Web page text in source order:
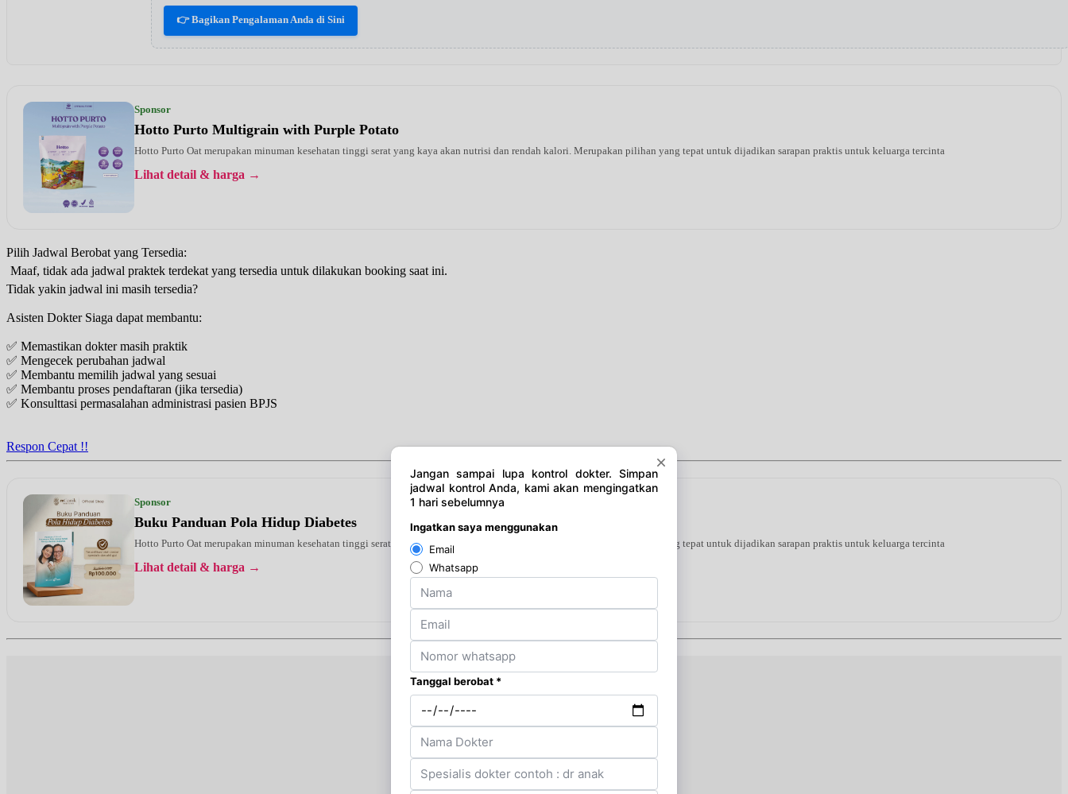
👉 Bagikan Pengalaman Anda di Sini
Sponsor
Hotto Purto Multigrain with Purple Potato
Hotto Purto Oat merupakan minuman kesehatan tinggi serat yang kaya akan nutrisi dan rendah kalori. Merupakan pilihan yang tepat untuk dijadikan sarapan praktis untuk keluarga tercinta
Lihat detail & harga →
Pilih Jadwal Berobat yang Tersedia:
Maaf, tidak ada jadwal praktek terdekat yang tersedia untuk dilakukan booking saat ini.
Tidak yakin jadwal ini masih tersedia?
Asisten Dokter Siaga dapat membantu:
✅ Memastikan dokter masih praktik
✅ Mengecek perubahan jadwal
✅ Membantu memilih jadwal yang sesuai
✅ Membantu proses pendaftaran (jika tersedia)
✅ Konsulttasi permasalahan administrasi pasien BPJS
Respon Cepat !!
Sponsor
Buku Panduan Pola Hidup Diabetes
Hotto Purto Oat merupakan minuman kesehatan tinggi serat yang kaya akan nutrisi dan rendah kalori. Merupakan pilihan yang tepat untuk dijadikan sarapan praktis untuk keluarga tercinta
Lihat detail & harga →